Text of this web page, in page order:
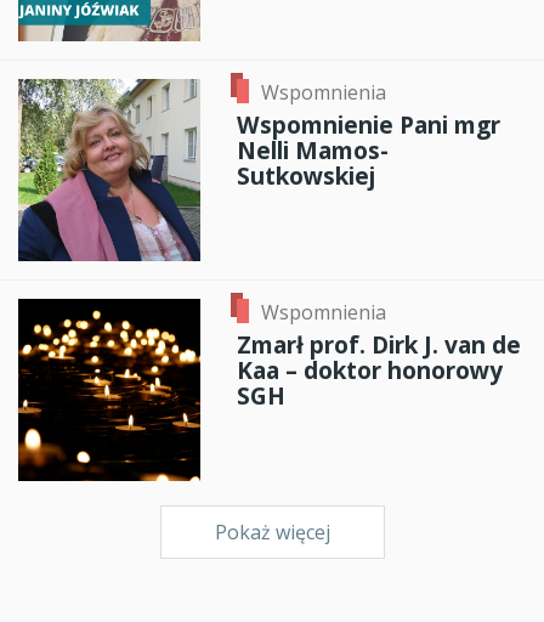
Wspomnienia
Wspomnienie Pani mgr
Nelli Mamos-
Sutkowskiej
Wspomnienia
Zmarł prof. Dirk J. van de
Kaa – doktor honorowy
SGH
Pokaż więcej